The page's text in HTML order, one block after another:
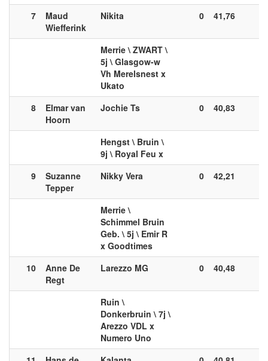
7
Maud
Wiefferink
Nikita 0 41,76
Merrie \ ZWART \
5j \ Glasgow-w
Vh Merelsnest x
Ukato
8
Elmar van
Hoorn
Jochie Ts 0 40,83
Hengst \ Bruin \
9j \ Royal Feu x
9
Suzanne
Tepper
Nikky Vera 0 42,21
Merrie \
Schimmel Bruin
Geb. \ 5j \ Emir R
x Goodtimes
10
Anne De
Regt
Larezzo MG 0 40,48
Ruin \
Donkerbruin \ 7j \
Arezzo VDL x
Numero Uno